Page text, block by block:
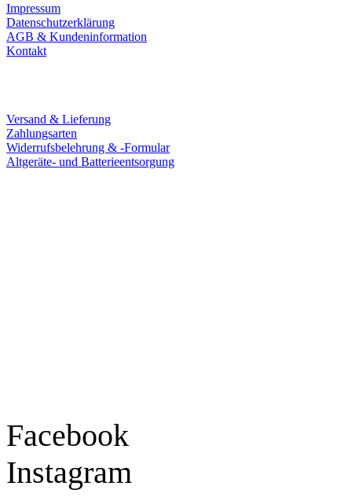
Impressum
Datenschutzerklärung
AGB & Kundeninformation
Kontakt
Versand & Lieferung
Zahlungsarten
Widerrufsbelehrung & -Formular
Altgeräte- und Batterieentsorgung
Facebook
Instagram